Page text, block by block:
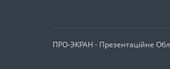
ПРО-ЭКРАН - Презентаційне